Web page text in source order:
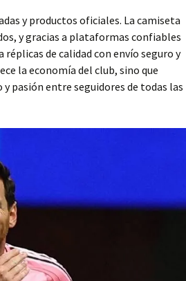
y productos oficiales. La camiseta
y gracias a plataformas confiables
réplicas de calidad con envío seguro y
la economía del club, sino que
pasión entre seguidores de todas las